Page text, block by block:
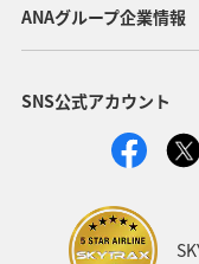
ANAグループ企業情報
SNS公式アカウント